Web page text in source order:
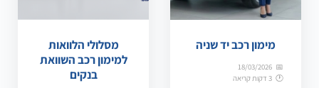
מימון רכב יד שניה
18/03/2026
3 דקות קריאה
מסלולי הלוואות
למימון רכב השוואת
בנקים